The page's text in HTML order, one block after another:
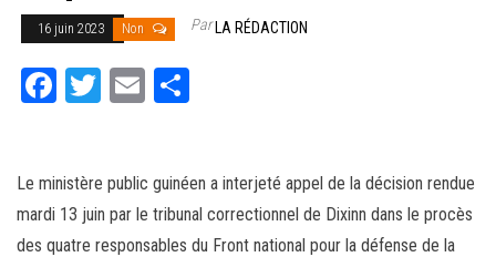
16 juin 2023 Non ParLA RÉDACTION
Fa
ok
T
er
E
er
Le ministère public guinéen a interjeté appel de la décision rendue
mardi 13 juin par le tribunal correctionnel de Dixinn dans le procès
des quatre responsables du Front national pour la défense de la